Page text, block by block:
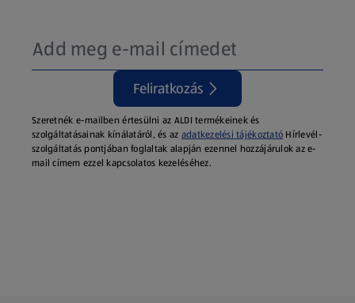
Feliratkozás
Szeretnék e-mailben értesülni az ALDI termékeinek és
szolgáltatásainak kínálatáról, és az adatkezelési tájékoztató Hírlevél-
szolgáltatás pontjában foglaltak alapján ezennel hozzájárulok az e-
mail címem ezzel kapcsolatos kezeléséhez.